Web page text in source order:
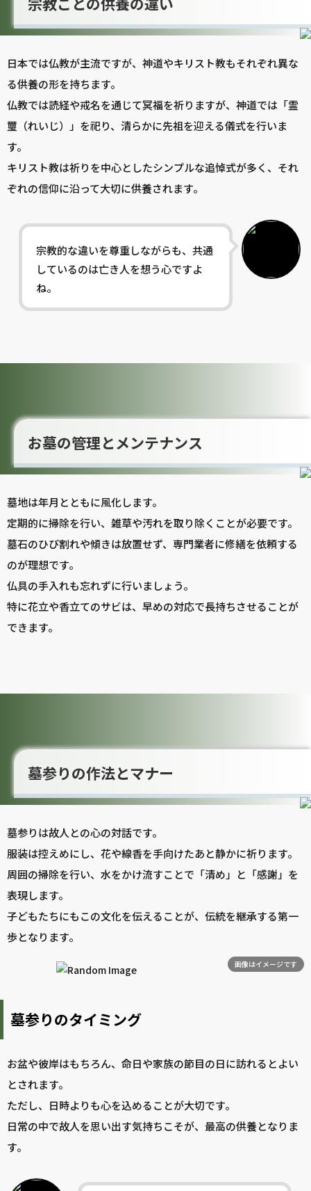
日本では仏教が主流ですが、神道やキリスト教もそれぞれ異な
る供養の形を持ちます。
仏教では読経や戒名を通じて冥福を祈りますが、神道では「霊
璽（れいじ）」を祀り、清らかに先祖を迎える儀式を行いま
す。
キリスト教は祈りを中心としたシンプルな追悼式が多く、それ
ぞれの信仰に沿って大切に供養されます。
宗教的な違いを尊重しながらも、共通
しているのは亡き人を想う心ですよ
ね。
お墓の管理とメンテナンス
墓地は年月とともに風化します。
定期的に掃除を行い、雑草や汚れを取り除くことが必要です。
墓石のひび割れや傾きは放置せず、専門業者に修繕を依頼する
のが理想です。
仏具の手入れも忘れずに行いましょう。
特に花立や香立てのサビは、早めの対応で長持ちさせることが
できます。
墓参りの作法とマナー
墓参りは故人との心の対話です。
服装は控えめにし、花や線香を手向けたあと静かに祈ります。
周囲の掃除を行い、水をかけ流すことで「清め」と「感謝」を
表現します。
子どもたちにもこの文化を伝えることが、伝統を継承する第一
歩となります。
画像はイメージです
墓参りのタイミング
お盆や彼岸はもちろん、命日や家族の節目の日に訪れるとよい
とされます。
ただし、日時よりも心を込めることが大切です。
日常の中で故人を思い出す気持ちこそが、最高の供養となりま
す。